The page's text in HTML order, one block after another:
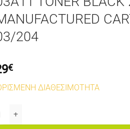
204
€
ΔΙΑΘΕΣΙΜΟΤΗΤΑ
TONER BLACK 2,5K